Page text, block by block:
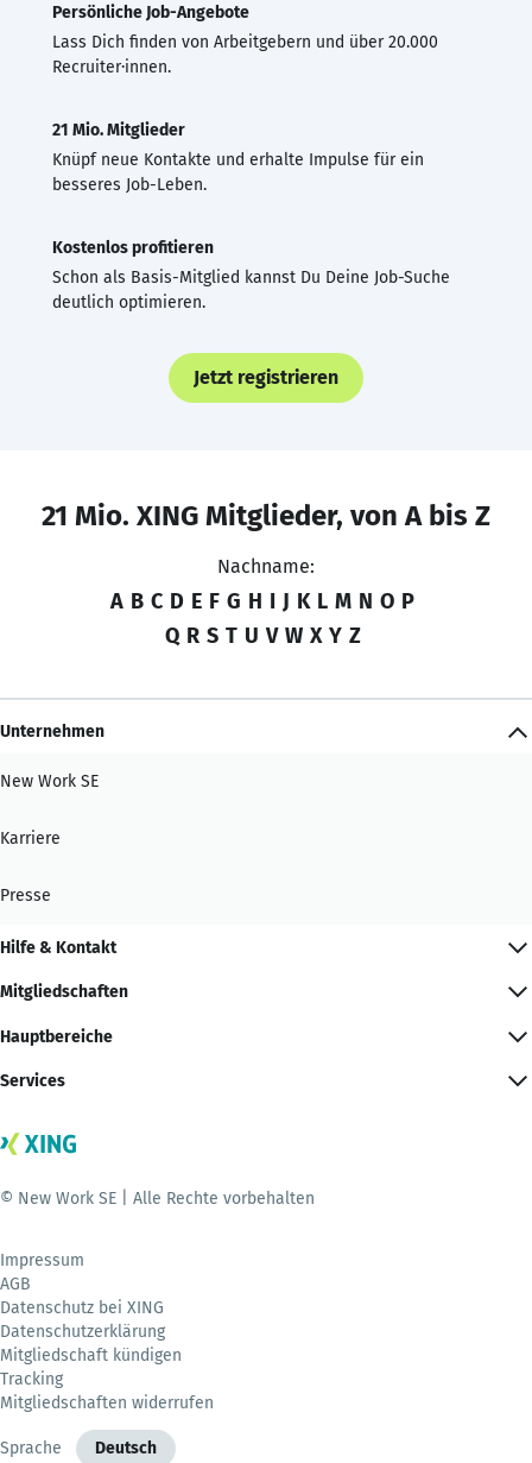
Persönliche Job-Angebote
Lass Dich finden von Arbeitgebern und über 20.000
Recruiter·innen.
21 Mio. Mitglieder
Knüpf neue Kontakte und erhalte Impulse für ein
besseres Job-Leben.
Kostenlos profitieren
Schon als Basis-Mitglied kannst Du Deine Job-Suche
deutlich optimieren.
Jetzt registrieren
21 Mio. XING Mitglieder, von A bis Z
Nachname:
A B C D E F G H I J K L M N O P
Q R S T U V W X Y Z
Unternehmen
New Work SE
Karriere
Presse
Hilfe & Kontakt
Mitgliedschaften
Hauptbereiche
Services
© New Work SE | Alle Rechte vorbehalten
Impressum
AGB
Datenschutz bei XING
Datenschutzerklärung
Mitgliedschaft kündigen
Tracking
Mitgliedschaften widerrufen
Sprache Deutsch